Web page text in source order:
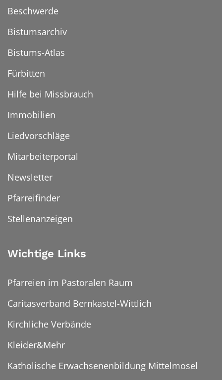
Beschwerde
Bistumsarchiv
Bistums-Atlas
Fürbitten
Hilfe bei Missbrauch
Immobilien
Liedvorschläge
Mitarbeiterportal
Newsletter
Pfarreifinder
Stellenanzeigen
Wichtige Links
Pfarreien im Pastoralen Raum
Caritasverband Bernkastel-Wittlich
Kirchliche Verbände
Kleider&Mehr
Katholische Erwachsenenbildung Mittelmosel